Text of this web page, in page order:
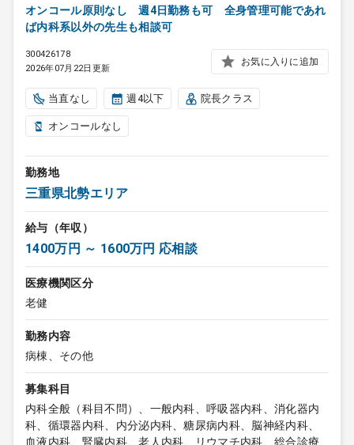
オンコール原則なし 週4日勤務も可 全身管理可能であれ
ば内科系以外の先生も相談可
300426178
2026年07月22日更新
お気に入りに追加
当直なし 週4以下 院長クラス
オンコールなし
勤務地
三重県北勢エリア
給与（年収）
1400万円 ～ 1600万円 応相談
医療機関区分
老健
勤務内容
病棟、その他
募集科目
内科全般（科目不問）、一般内科、呼吸器内科、消化器内
科、循環器内科、内分泌内科、糖尿病内科、脳神経内科、
血液内科、腎臓内科、老人内科、リウマチ内科、総合診療